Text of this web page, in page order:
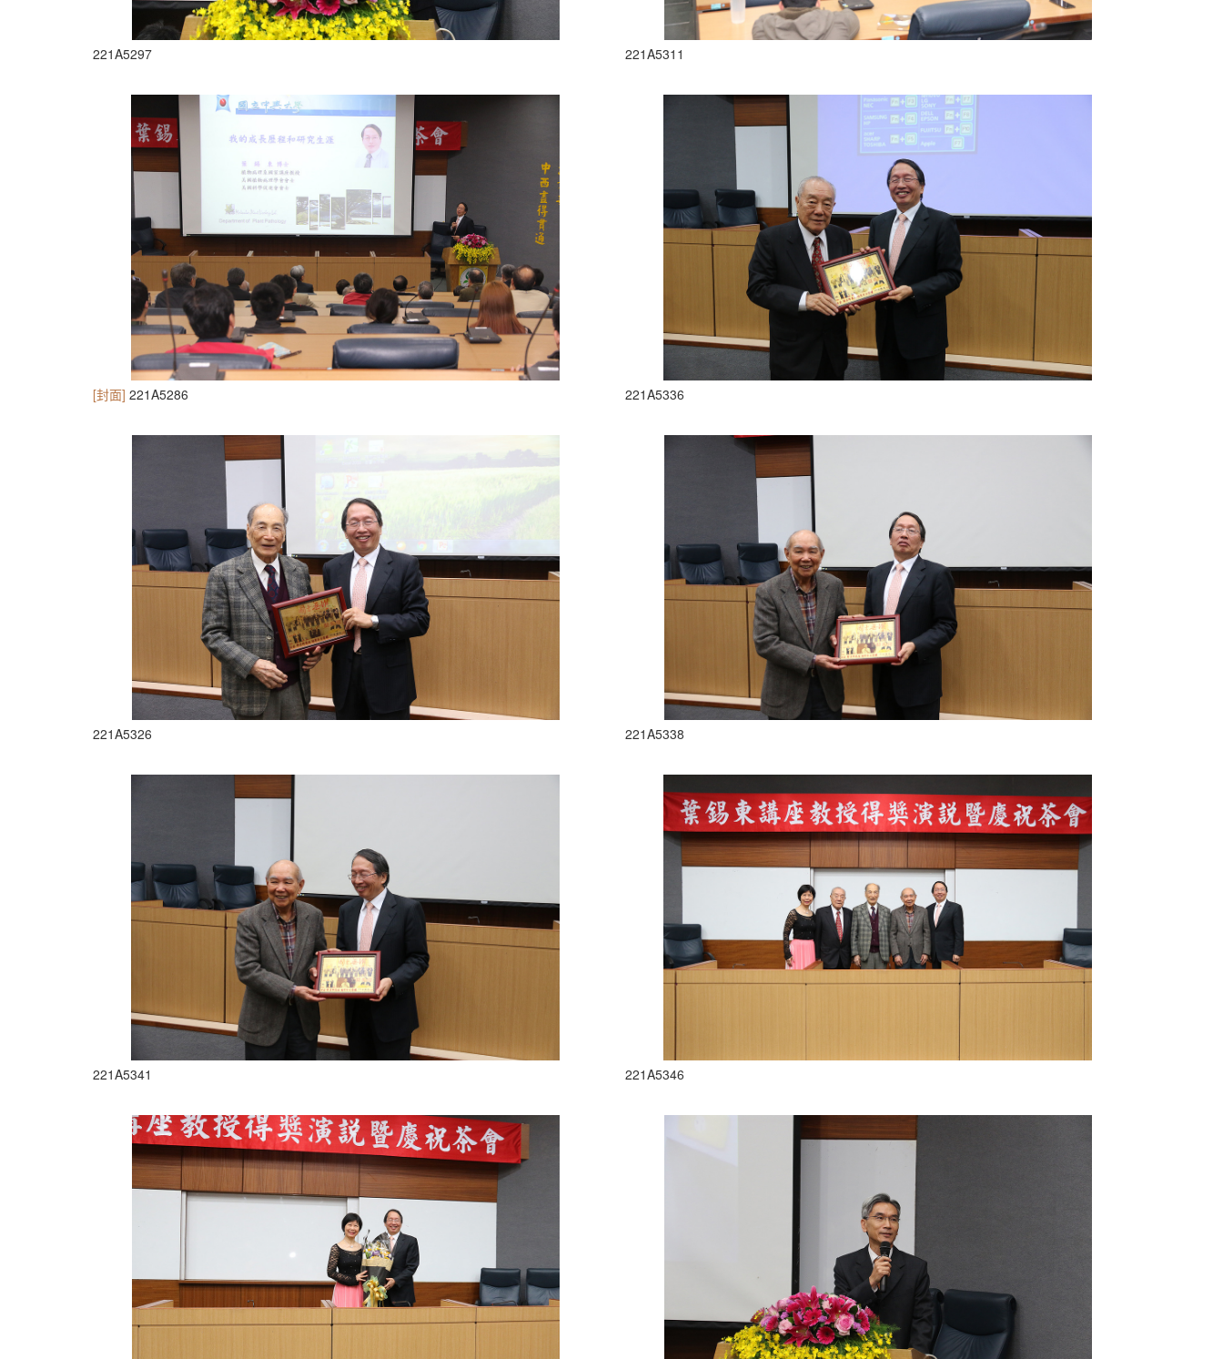
221A5297 221A5311
[封面] 221A5286 221A5336
221A5326 221A5338
221A5341 221A5346